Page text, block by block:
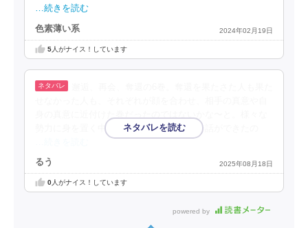
…続きを読む
色素薄い系 2024年02月19日
5人がナイス！しています
勢力に身を置く中心人物が一同に介し、会話ができたの
るう 2025年08月18日
0人がナイス！しています
powered by